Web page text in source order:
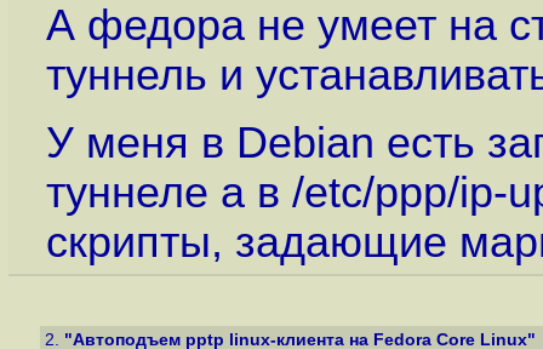
А федора не умеет на
туннель и
У меня в Debian есть
туннеле а в /etc/ppp/ip-
скрипты, задающие
2. "Автоподъем pptp linux-клиента на Fedora Core Linux"